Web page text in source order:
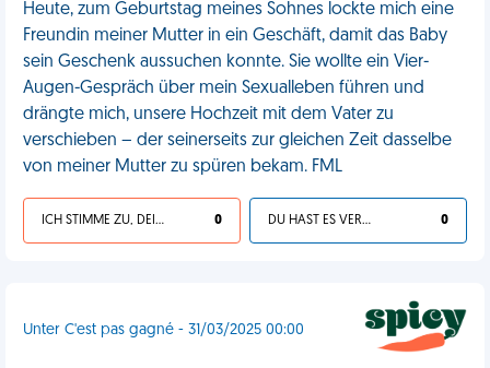
Heute, zum Geburtstag meines Sohnes lockte mich eine
Freundin meiner Mutter in ein Geschäft, damit das Baby
sein Geschenk aussuchen konnte. Sie wollte ein Vier-
Augen-Gespräch über mein Sexualleben führen und
drängte mich, unsere Hochzeit mit dem Vater zu
verschieben – der seinerseits zur gleichen Zeit dasselbe
von meiner Mutter zu spüren bekam. FML
ICH STIMME ZU, DEIN LEBEN IST SCHEISSE 0 DU HAST ES VERDIENT 0
Unter C'est pas gagné - 31/03/2025 00:00